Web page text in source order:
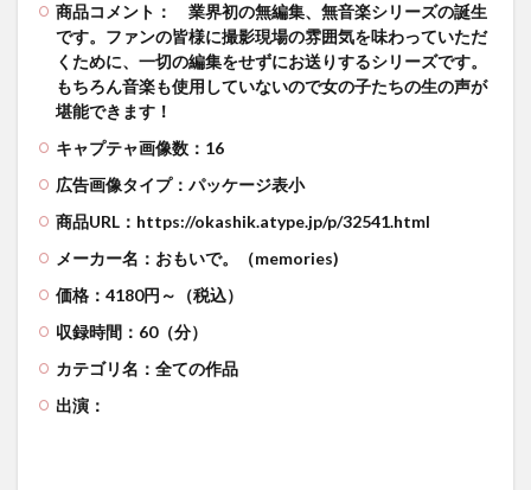
商品コメント：
業界初の無編集、無音楽シリーズの誕生
です。ファンの皆様に撮影現場の雰囲気を味わっていただ
くために、一切の編集をせずにお送りするシリーズです。
もちろん音楽も使用していないので女の子たちの生の声が
堪能できます！
キャプテャ画像数：16
広告画像タイプ：パッケージ表小
商品URL：https://okashik.atype.jp/p/32541.html
メーカー名：おもいで。（memories)
価格：4180円～（税込）
収録時間：60（分）
カテゴリ名：全ての作品
出演：